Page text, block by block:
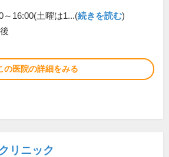
16:00(土曜は1...(続きを読む)
の医院の詳細をみる
リニック